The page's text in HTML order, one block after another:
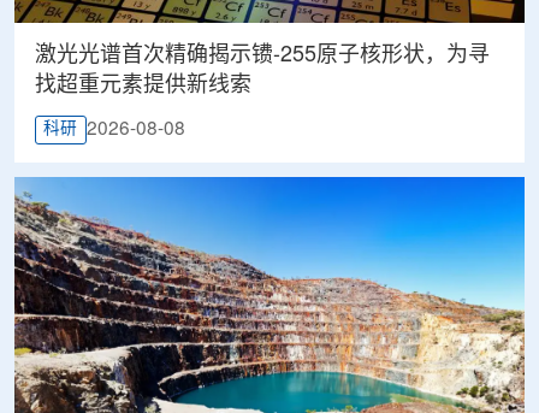
激光光谱首次精确揭示镄-255原子核形状，为寻
找超重元素提供新线索
科研 2026-08-08